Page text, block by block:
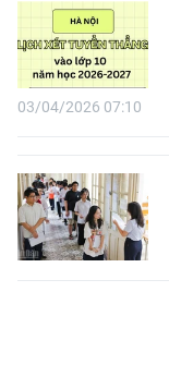
Media Pháp luật
Media Du lịch
Media Thế giới
Media Giáo dục
Media Y tế
03/04/2026 07:10